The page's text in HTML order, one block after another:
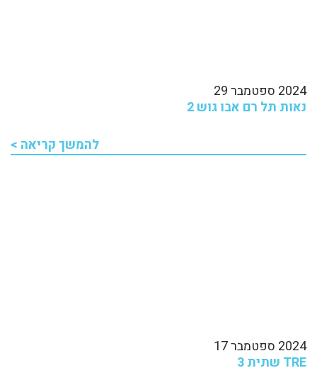
2024 ספטמבר 29
נאות תל רם אבו גוש 2
להמשך קריאה >
2024 ספטמבר 17
TRE שתית 3